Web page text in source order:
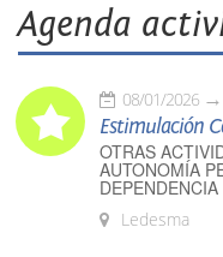
Agenda
08/01/2026
Estimulación
OTRAS
AUTONOMÍA
DEPENDENCIA
Ledesma